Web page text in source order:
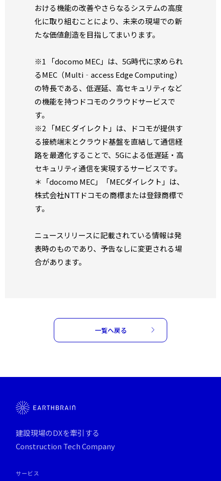
おける機能の改善やさらなるシステムの高度
化に取り組むことにより、未来の現場での新
たな価値創造を目指してまいります。
※1 「docomo MEC」は、5G時代に求められ
るMEC（Multi‐access Edge Computing）
の特長である、低遅延、高セキュリティなど
の機能を持つドコモのクラウドサービスで
す。
※2 「MEC ダイレクト」は、ドコモが提供す
る接続端末とクラウド基盤を直結して通信経
路を最適化することで、5Gによる低遅延・高
セキュリティ通信を実現するサービスです。
＊「docomo MEC」「MECダイレクト」は、
株式会社NTTドコモの商標または登録商標で
す。
ニュースリリースに記載されている情報は発
表時のものであり、予告なしに変更される場
合があります。
一覧へ戻る
建設現場のDXを牽引する
Construction Tech Company
サービス